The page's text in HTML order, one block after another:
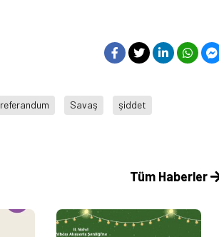
referandum Savaş şiddet
Tüm Haberler